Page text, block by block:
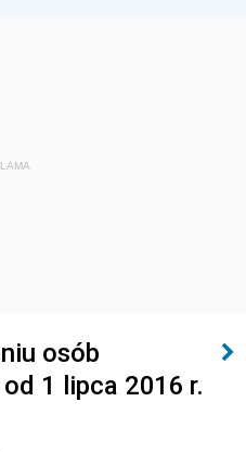
osób
1 lipca 2016 r.